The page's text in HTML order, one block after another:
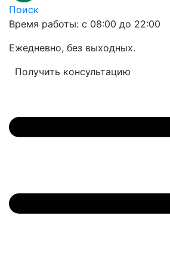
Поиск
Время работы: с 08:00 до 22:00
Ежедневно, без выходных.
Получить консультацию